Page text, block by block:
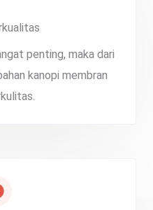
penting, maka dari
kanopi membran